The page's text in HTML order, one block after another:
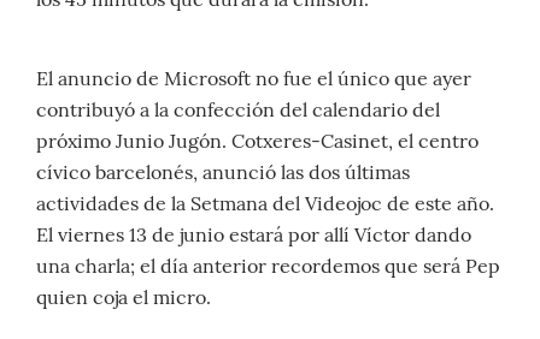
El anuncio de Microsoft no fue el único que ayer
contribuyó a la confección del calendario del
próximo Junio Jugón. Cotxeres-Casinet, el centro
cívico barcelonés, anunció las dos últimas
actividades de la Setmana del Videojoc de este año.
El viernes 13 de junio estará por allí Víctor dando
una charla; el día anterior recordemos que será Pep
quien coja el micro.